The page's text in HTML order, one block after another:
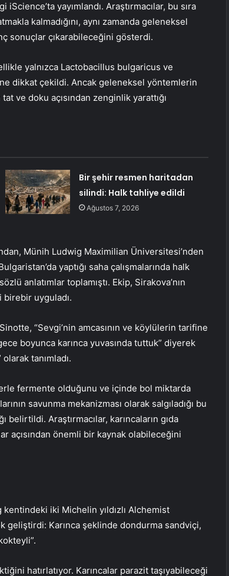
yayımlandı. Araştırmacılar, bu sıra
kalmadığını, aynı zamanda geleneksel
sonuçlar çıkarabileceğini gösterdi.
yalnızca Lactobacillus bulgaricus ve
dikkat çekildi. Ancak geleneksel yöntemlerin
ve doku açısından zenginlik yarattığı
Bir şehir resmen haritadan
silindi: Halk tahliye edildi
Ağustos 7, 2026
Münih Ludwig Maximilian Üniversitesi’nden
yaptığı saha çalışmalarında halk
anlatımlar toplamıştı. Ekip, Sirakova’nın
birebir uyguladı.
“Sevgi’nin amcasının ve köylülerin tarifine
boyunca karınca yuvasında tuttuk” diyerek
tanımladı.
fermente olduğunu ve içinde bol miktarda
savunma mekanizması olarak salgıladığı bu
Araştırmacılar, karıncaların gıda
açısından önemli bir kaynak olabileceğini
iki Michelin yıldızlı Alchemist
geliştirdi: Karınca şeklinde dondurma sandviçi,
hatırlatıyor. Karıncalar parazit taşıyabileceği